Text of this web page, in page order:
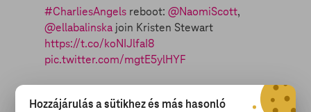
#CharliesAngels reboot: @NaomiScott,
@ellabalinska join Kristen Stewart
https://t.co/koNIJlfaI8
pic.twitter.com/mgtE5ylHYF
Hozzájárulás a sütikhez és más hasonló